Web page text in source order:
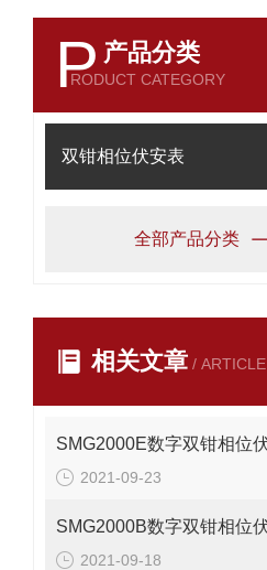
P 产品分类
RODUCT CATEGORY
双钳相位伏安表
全部产品分类
相关文章 / ARTICLE
2021-09-23
2021-09-18